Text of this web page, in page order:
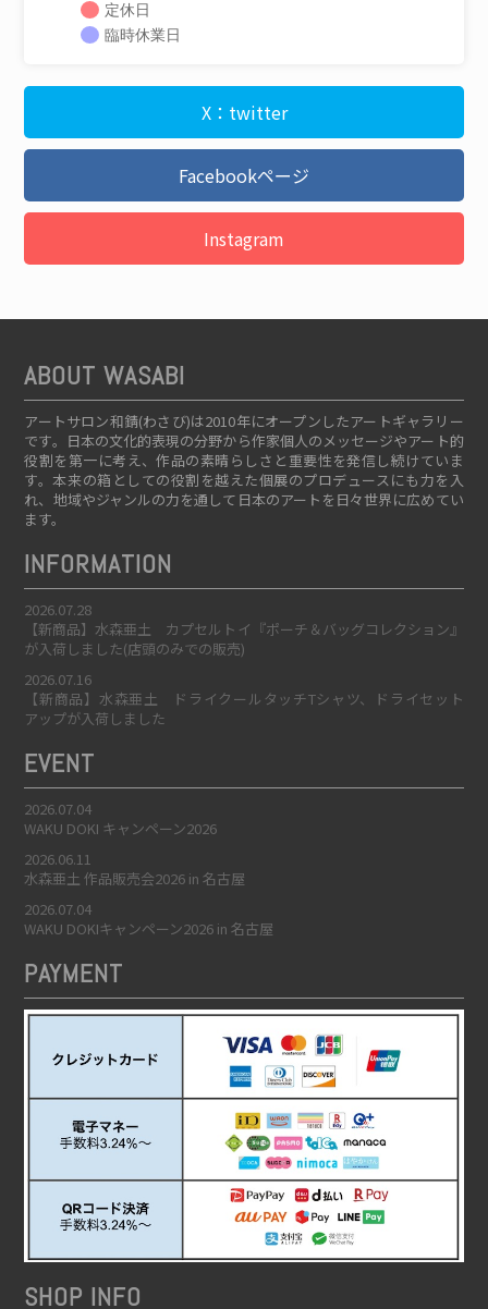
定休日
臨時休業日
X：twitter
Facebookページ
Instagram
ABOUT WASABI
アートサロン和錆(わさび)は2010年にオープンしたアートギャラリー
です。日本の文化的表現の分野から作家個人のメッセージやアート的
役割を第一に考え、作品の素晴らしさと重要性を発信し続けていま
す。本来の箱としての役割を越えた個展のプロデュースにも力を入
れ、地域やジャンルの力を通して日本のアートを日々世界に広めてい
ます。
INFORMATION
2026.07.28
【新商品】水森亜土 カプセルトイ『ポーチ＆バッグコレクション』
が入荷しました(店頭のみでの販売)
2026.07.16
【新商品】水森亜土 ドライクールタッチTシャツ、ドライセット
アップが入荷しました
EVENT
2026.07.04
WAKU DOKI キャンペーン2026
2026.06.11
水森亜土 作品販売会2026 in 名古屋
2026.07.04
WAKU DOKIキャンペーン2026 in 名古屋
PAYMENT
SHOP INFO